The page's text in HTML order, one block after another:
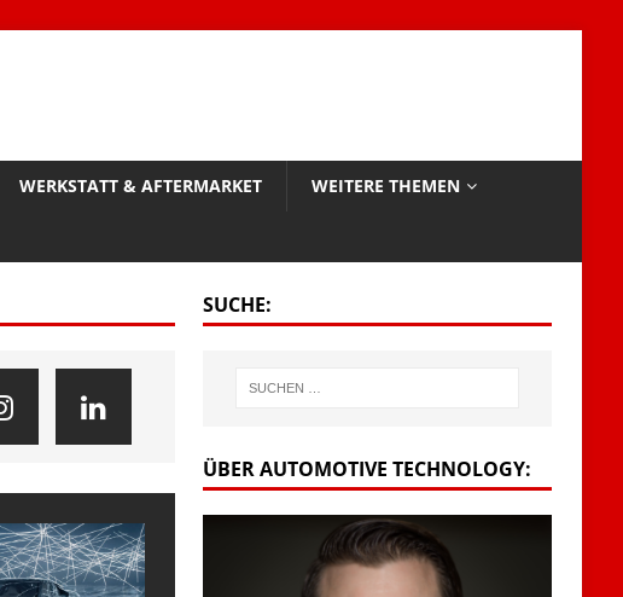
WERKSTATT & AFTERMARKET WEITERE THEMEN
SUCHE:
ÜBER AUTOMOTIVE TECHNOLOGY: